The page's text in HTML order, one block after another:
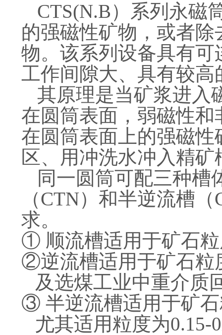
CTS(N.B）系列永磁
的强磁性矿物，或者
物。该系列设备具有
工作间隙大、具有较高
其原理是当矿浆进入
在圆筒表面，弱磁性
在圆筒表面上的强磁
区、用冲洗水冲入精
同一圆筒可配三种槽
（CTN）和半逆流槽
求。
① 顺流槽适用于矿石
②逆流槽适用于矿石粒
及选煤工业中重介质
③ 半逆流槽适用于矿
尤其适用粒度为0.15-